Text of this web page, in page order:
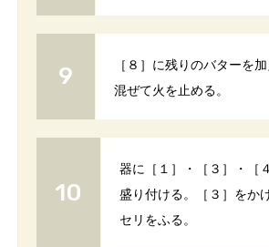
［８］に残りのバターを
混ぜて火を止める。
器に［１］・［３］・［
盛り付ける。［３］をか
セリをふる。